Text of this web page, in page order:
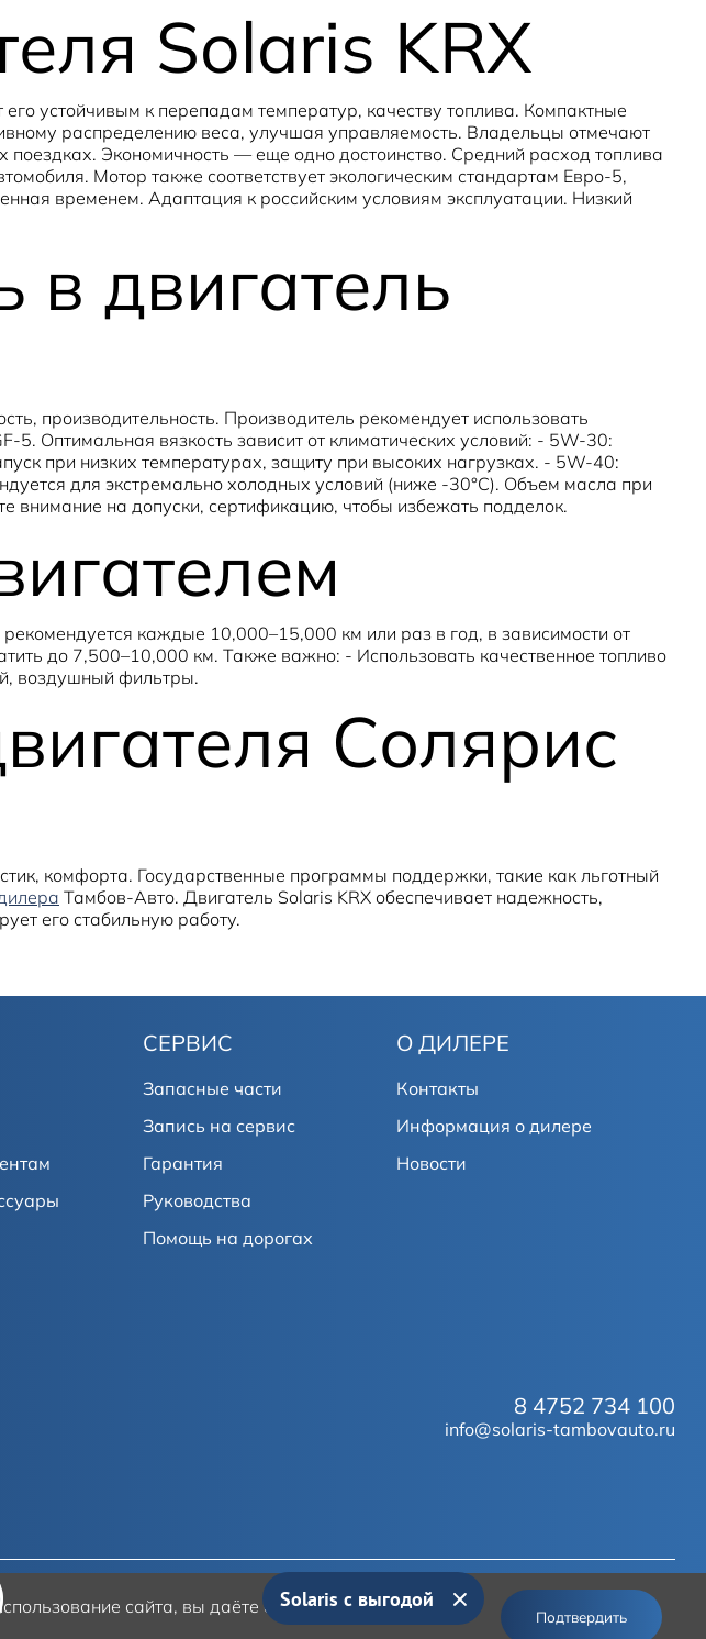
Solaris KRX
устойчивым к перепадам температур, качеству топлива. Компактные
распределению веса, улучшая управляемость. Владельцы отмечают
Экономичность — еще одно достоинство. Средний расход топлива
Мотор также соответствует экологическим стандартам Евро-5,
временем. Адаптация к российским условиям эксплуатации. Низкий
в двигатель
производительность. Производитель рекомендует использовать
5. Оптимальная вязкость зависит от климатических условий: - 5W-30:
при низких температурах, защиту при высоких нагрузках. - 5W-40:
для экстремально холодных условий (ниже -30°C). Объем масла при
внимание на допуски, сертификацию, чтобы избежать подделок.
каждые 10,000–15,000 км или раз в год, в зависимости от
до 7,500–10,000 км. Также важно: - Использовать качественное топливо
воздушный фильтры.
Солярис
комфорта. Государственные программы поддержки, такие как льготный
Тамбов-Авто. Двигатель Solaris KRX обеспечивает надежность,
его стабильную работу.
СЕРВИС
Запасные части
Запись на сервис
Гарантия
Руководства
Помощь на дорогах
О ДИЛЕРЕ
Контакты
Информация о дилере
Новости
8 4752 734 100
info@solaris-tambovauto.ru
© 2026Solaris
сайта, вы даёте согласие на работу с
Подтвердить
Solaris с выгодой